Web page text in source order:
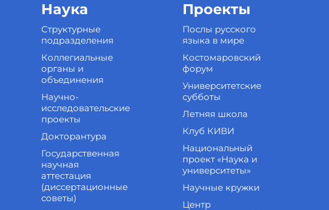
Наука
Структурные
подразделения
Коллегиальные
органы и
объединения
Научно-
исследовательские
проекты
Докторантура
Государственная
научная
аттестация
(диссертационные
советы)
Проекты
Послы русского
языка в мире
Костомаровский
форум
Университетские
субботы
Летняя школа
Клуб КИВИ
Национальный
проект «Наука и
университеты»
Научные кружки
Центр